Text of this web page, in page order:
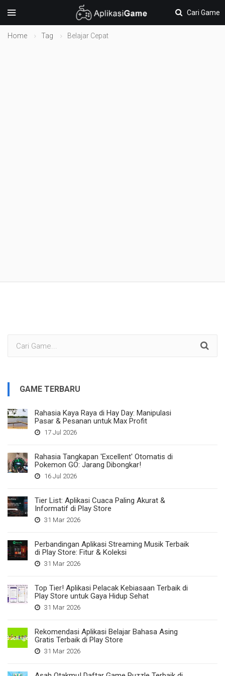
Cari Game
Home Tag Belajar Cepat
GAME TERBARU
Rahasia Kaya Raya di Hay Day: Manipulasi
Pasar & Pesanan untuk Max Profit
17 Jul 2026
Rahasia Tangkapan 'Excellent' Otomatis di
Pokemon GO: Jarang Dibongkar!
16 Jul 2026
Tier List: Aplikasi Cuaca Paling Akurat &
Informatif di Play Store
31 Mar 2026
Perbandingan Aplikasi Streaming Musik Terbaik
di Play Store: Fitur & Koleksi
31 Mar 2026
Top Tier! Aplikasi Pelacak Kebiasaan Terbaik di
Play Store untuk Gaya Hidup Sehat
31 Mar 2026
Rekomendasi Aplikasi Belajar Bahasa Asing
Gratis Terbaik di Play Store
31 Mar 2026